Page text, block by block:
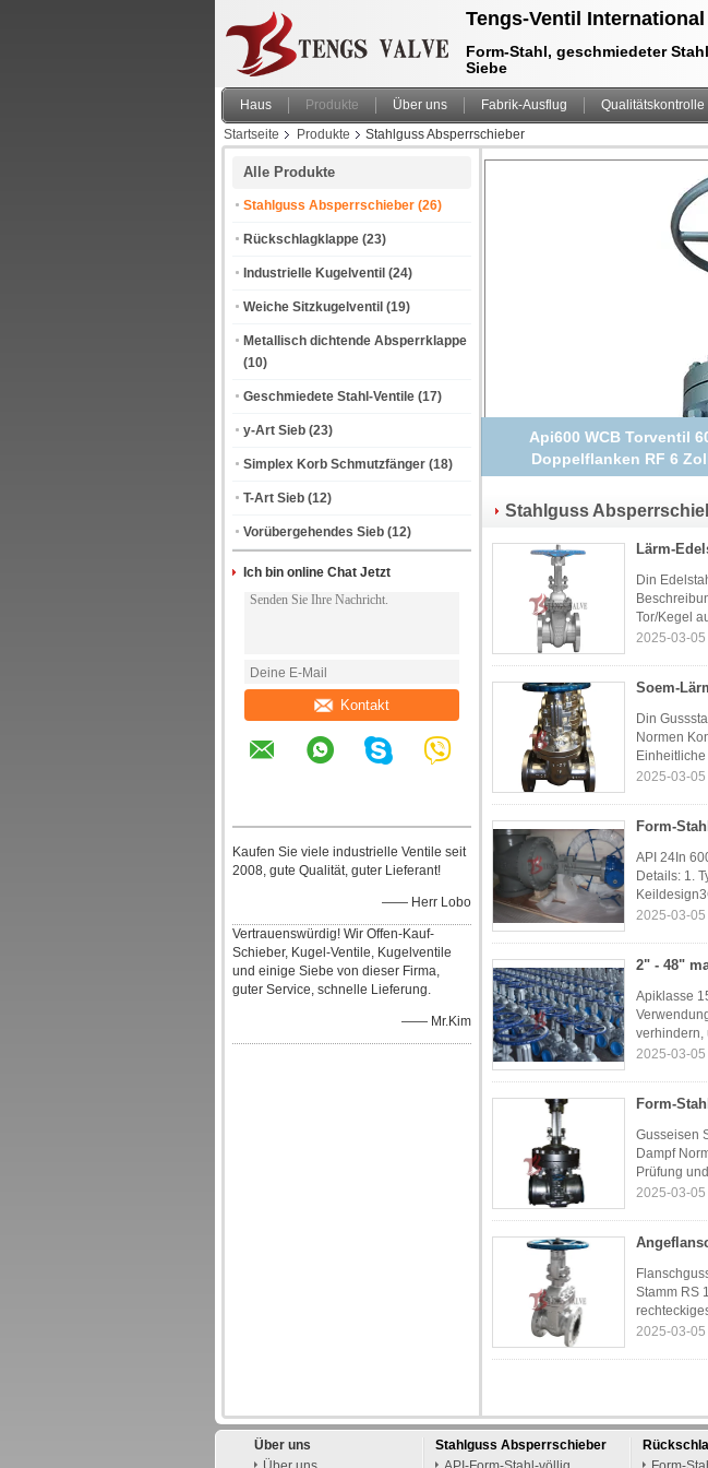
Tengs-Ventil
Form-Stahl, geschmiedeter
Siebe
Haus Produkte Über uns Fabrik-Ausflug Qualitätskontrolle
Startseite
Produkte Stahlguss Absperrschieber
Alle Produkte
Stahlguss Absperrschieber (26)
Rückschlagklappe (23)
Industrielle Kugelventil (24)
Weiche Sitzkugelventil (19)
Metallisch dichtende Absperrklappe
(10)
Geschmiedete Stahl-Ventile (17)
y-Art Sieb (23)
Simplex Korb Schmutzfänger (18)
T-Art Sieb (12)
Vorübergehendes Sieb (12)
Ich bin online Chat Jetzt
Kontakt
Kaufen Sie viele industrielle Ventile seit
2008, gute Qualität, guter Lieferant!
—— Herr Lobo
Vertrauenswürdig! Wir Offen-Kauf-
Schieber, Kugel-Ventile, Kugelventile
und einige Siebe von dieser Firma,
guter Service, schnelle Lieferung.
—— Mr.Kim
Api600 WCB Torventil
Doppelflanken RF 6
Stahlguss
Din
Tor/Kegel
2025-03-05
Din
Normen
Einheitliche
2025-03-05
API 24In
Details: 1.
2025-03-05
Apiklasse
verhindern,
2025-03-05
Gusseisen
Dampf
Prüfung
2025-03-05
Stamm RS
2025-03-05
Über uns
Stahlguss Absperrschieber